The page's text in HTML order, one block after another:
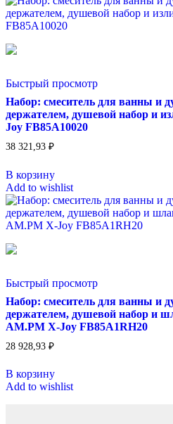
Быстрый просмотр
Набор: смеситель для ванны и
держателем, душевой набор и
Joy FB85A10020
38 321,93 ₽
В корзину
Add to wishlist
Быстрый просмотр
Набор: смеситель для ванны и
держателем, душевой набор и
AM.PM X-Joy FB85A1RH20
28 928,93 ₽
В корзину
Add to wishlist